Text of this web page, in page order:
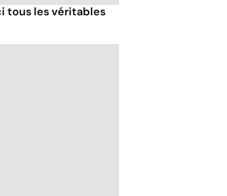
tous les véritables